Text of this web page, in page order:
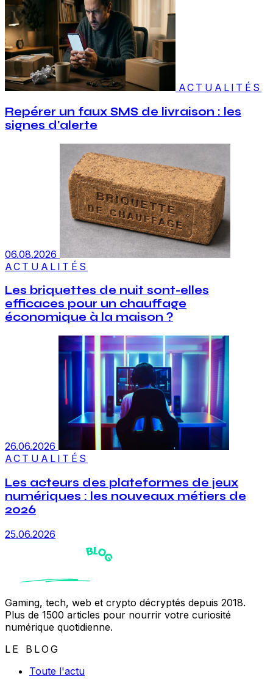
ACTUALITÉS
Repérer un faux SMS de livraison : les
signes d'alerte
06.08.2026
ACTUALITÉS
Les briquettes de nuit sont-elles
efficaces pour un chauffage
économique à la maison ?
26.06.2026
ACTUALITÉS
Les acteurs des plateformes de jeux
numériques : les nouveaux métiers de
2026
25.06.2026
Gaming, tech, web et crypto décryptés depuis 2018.
Plus de 1500 articles pour nourrir votre curiosité
numérique quotidienne.
LE BLOG
Toute l'actu